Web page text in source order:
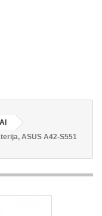
ASUS A42-S551